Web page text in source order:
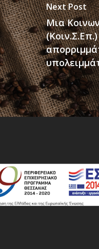
Next Post
Μια